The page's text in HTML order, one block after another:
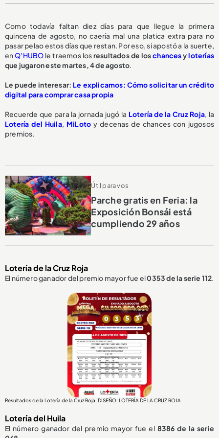
Como todavía faltan diez días para que llegue la primera
quincena de agosto, no caería mal una platica extra para no
pasar pelao estos días que restan. Por eso, si apostó a la suerte,
enQ’HUBO le traemos losresultados de loschancesyloterías
que jugaron este martes, 4 de agosto.
Le puede interesar: Le explicamos: Cómo solicitar un crédito
digital para comprar casa propia
Recuerde que para la jornada jugó la Lotería de la Cruz Roja, la
Lotería del Huila, MiLoto y decenas de chances con jugosos
premios.
Útil para vos
Parche gratis en Feria: la
Exposición Bonsái está
cumpliendo 29 años
Lotería de la Cruz Roja
El número ganador del premio mayor fue el0353de la serie 112.
Resultados de la Lotería de la Cruz Roja. DISEÑO: LOTERÍA DE LA CRUZ ROJA
Lotería del Huila
El número ganador del premio mayor fue el 8386 de la serie